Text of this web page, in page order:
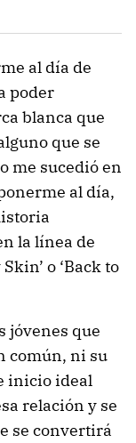
al día de
poder
blanca que
que se
me sucedió en
al día,
la línea de
o ‘Back to
jóvenes que
común, ni su
inicio ideal
relación y se
se convertirá